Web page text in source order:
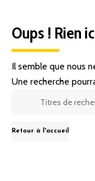
Oups ! Rien
Il semble que nous
Une recherche
Retour à l'accueil